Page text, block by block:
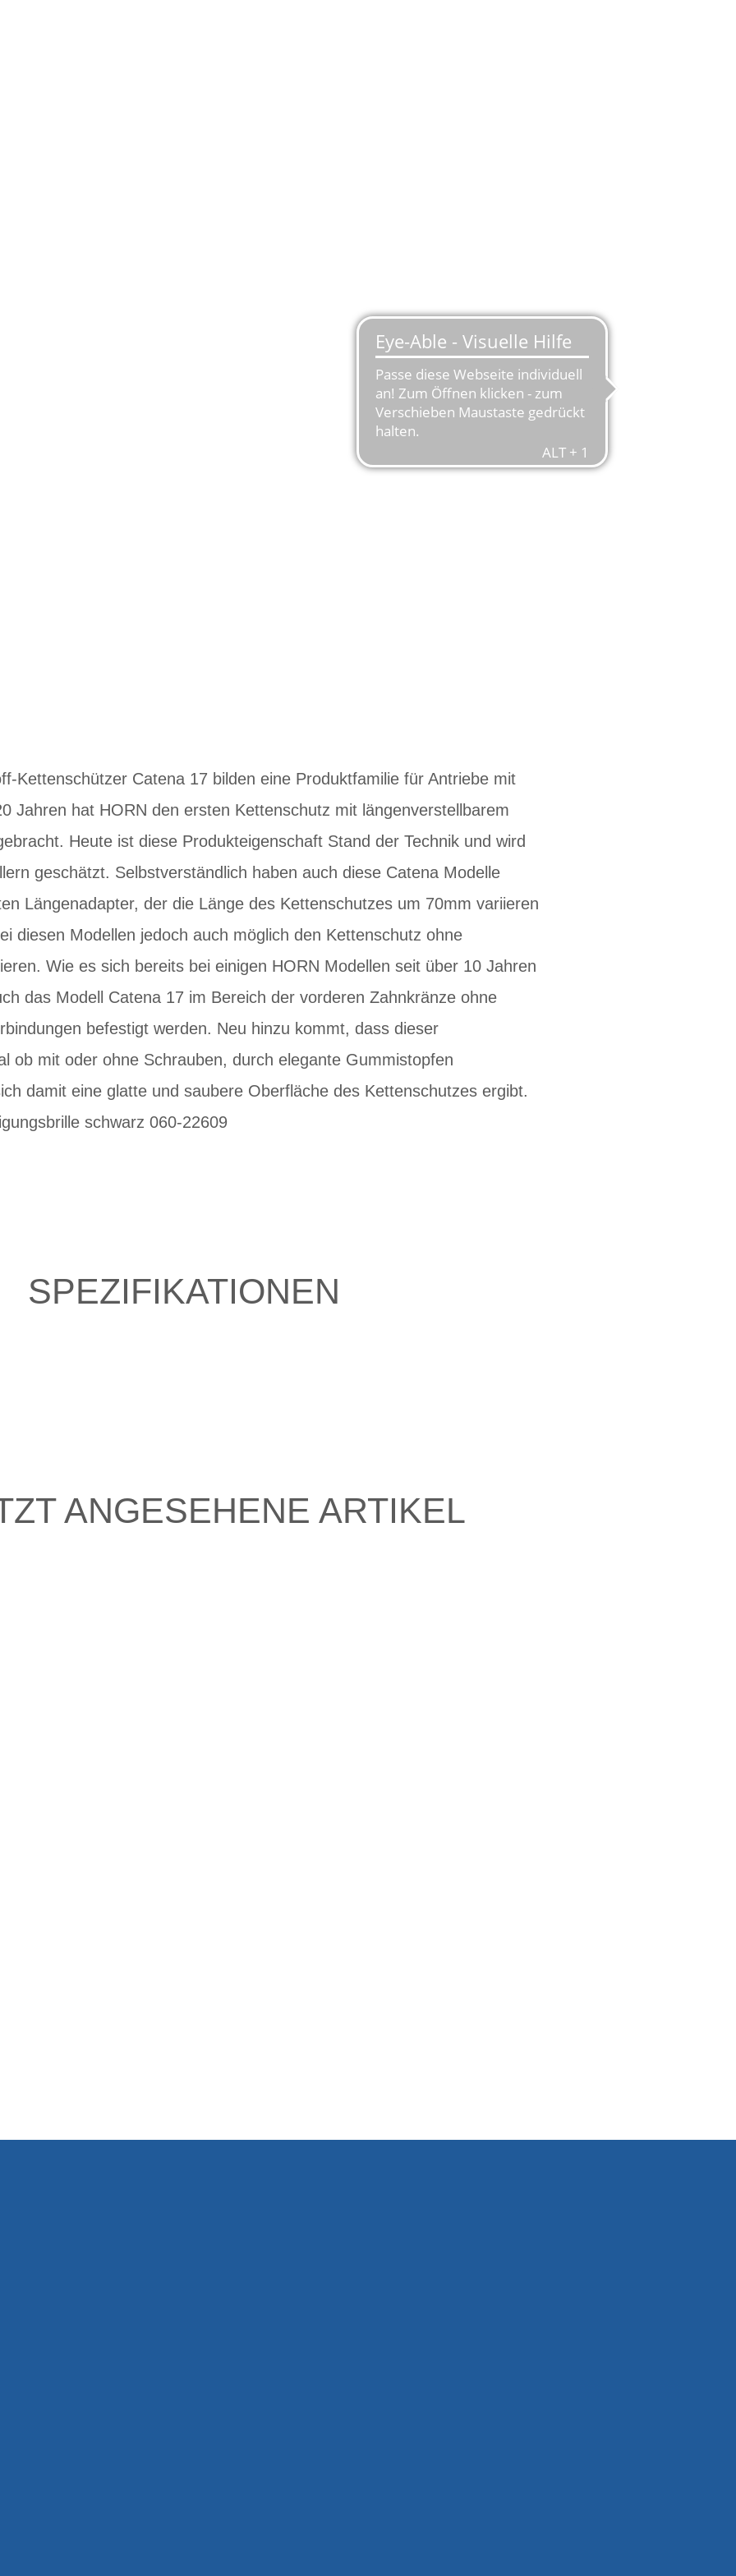
Kettenschützer Catena 17 bilden eine Produktfamilie für Antriebe mit
Jahren hat HORN den ersten Kettenschutz mit längenverstellbarem
Heute ist diese Produkteigenschaft Stand der Technik und wird
geschätzt. Selbstverständlich haben auch diese Catena Modelle
Längenadapter, der die Länge des Kettenschutzes um 70mm variieren
diesen Modellen jedoch auch möglich den Kettenschutz ohne
Wie es sich bereits bei einigen HORN Modellen seit über 10 Jahren
das Modell Catena 17 im Bereich der vorderen Zahnkränze ohne
befestigt werden. Neu hinzu kommt, dass dieser
ob mit oder ohne Schrauben, durch elegante Gummistopfen
damit eine glatte und saubere Oberfläche des Kettenschutzes ergibt.
schwarz 060-22609
SPEZIFIKATIONEN
ANGESEHENE ARTIKEL